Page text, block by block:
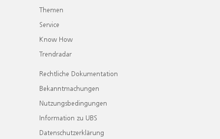
Themen
Service
Know How
Trendradar
Rechtliche Dokumentation
Bekanntmachungen
Nutzungsbedingungen
Information zu UBS
Datenschutzerklärung